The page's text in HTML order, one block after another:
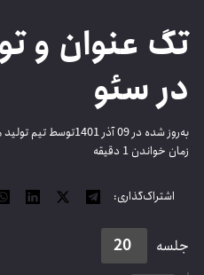
تگ عنوان و
در سئو
به‌روز شده در 09 آذر 1401 توسط تیم
زمان خواندن 1 دقیقه
اشتراک‌گذاری:
جلسه